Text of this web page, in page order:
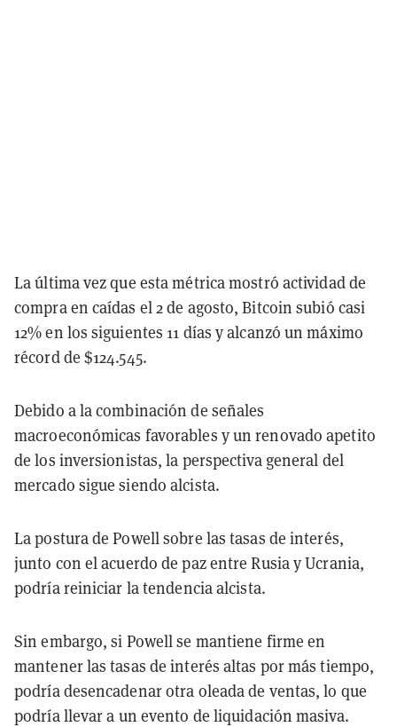
La última vez que esta métrica mostró actividad de
compra en caídas el 2 de agosto, Bitcoin subió casi
12% en los siguientes 11 días y alcanzó un máximo
récord de $124.545.
Debido a la combinación de señales
macroeconómicas favorables y un renovado apetito
de los inversionistas, la perspectiva general del
mercado sigue siendo alcista.
La postura de Powell sobre las tasas de interés,
junto con el acuerdo de paz entre Rusia y Ucrania,
podría reiniciar la tendencia alcista.
Sin embargo, si Powell se mantiene firme en
mantener las tasas de interés altas por más tiempo,
podría desencadenar otra oleada de ventas, lo que
podría llevar a un evento de liquidación masiva.